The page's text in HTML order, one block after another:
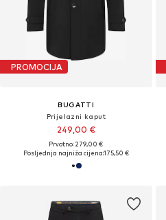
PROMOCIJA
BUGATTI
Prijelazni kaput
249,00 €
Prvotno: 279,00 €
Posljednja najniža cijena:175,50 €